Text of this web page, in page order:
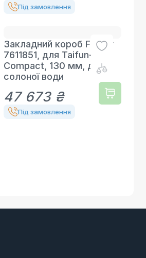
Під замовлення
Закладний короб Fitstar
7611851, для Taifun-
Compact, 130 мм, для
солоної води
47 673 ₴
Під замовлення